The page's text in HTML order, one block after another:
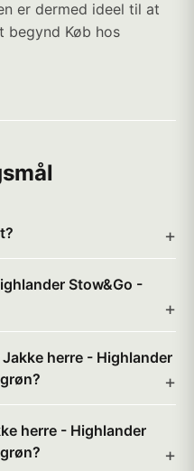
er dermed ideel til at
begynd Køb hos
Stow&Go -
herre - Highlander
herre - Highlander